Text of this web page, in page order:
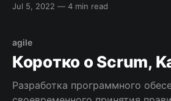
просто, особенно если это
методологии Scrum и Kanban — итеративные
методологии. Перед тем, как
разнице между
Jul 5, 2022 — 4 min read
agile
Коротко о Scrum,
Разработка программного